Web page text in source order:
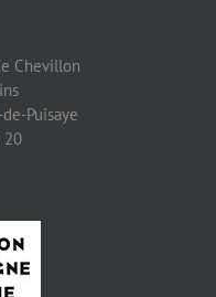
Chevillon
Puisaye
20